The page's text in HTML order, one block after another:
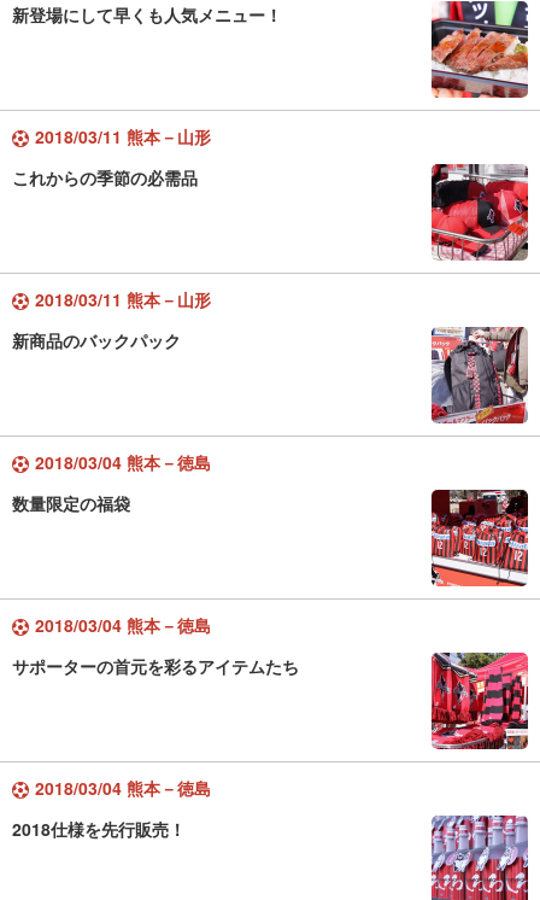
新登場にして早くも人気メニュー！
2018/03/11 熊本－山形
これからの季節の必需品
2018/03/11 熊本－山形
新商品のバックパック
2018/03/04 熊本－徳島
数量限定の福袋
2018/03/04 熊本－徳島
サポーターの首元を彩るアイテムたち
2018/03/04 熊本－徳島
2018仕様を先行販売！